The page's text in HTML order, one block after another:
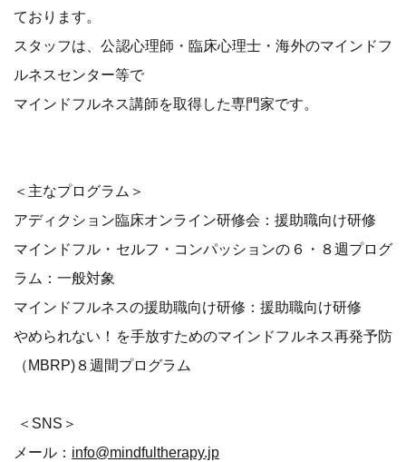
ております。
スタッフは、公認心理師・臨床心理士・海外のマインドフ
ルネスセンター等で
マインドフルネス講師を取得した専門家です。
＜主なプログラム＞
アディクション臨床オンライン研修会：援助職向け研修
マインドフル・セルフ・コンパッションの６・８週プログ
ラム：一般対象
マインドフルネスの援助職向け研修：援助職向け研修
やめられない！を手放すためのマインドフルネス再発予防
（MBRP)８週間プログラム
＜SNS＞
メール： info@mindfultherapy.jp